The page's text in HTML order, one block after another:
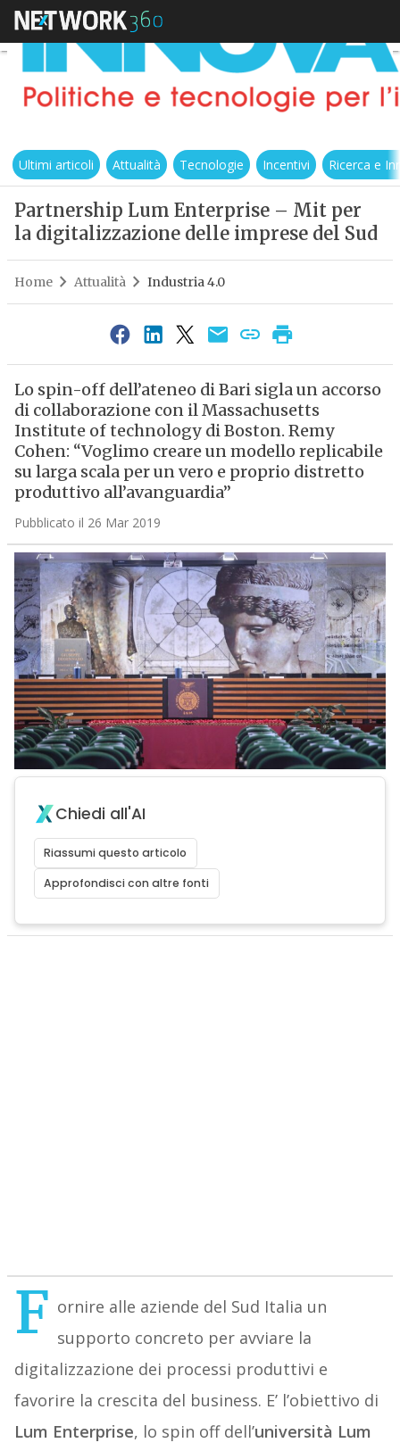
Ultimi articoli Attualità Tecnologie Incentivi Ricerca e
Partnership Lum Enterprise – Mit per
la digitalizzazione delle imprese del Sud
Home Attualità Industria 4.0
Lo spin-off dell’ateneo di Bari sigla un accorso
di collaborazione con il Massachusetts
Institute of technology di Boston. Remy
Cohen: “Voglimo creare un modello replicabile
su larga scala per un vero e proprio distretto
produttivo all’avanguardia”
Pubblicato il 26 Mar 2019
Chiedi all'AI
Riassumi questo articolo
Approfondisci con altre fonti
F ornire alle aziende del Sud Italia un
supporto concreto per avviare la
digitalizzazione dei processi produttivi e
favorire la crescita del business. E’ l’obiettivo di
Lum Enterprise, lo spin off dell’università Lum